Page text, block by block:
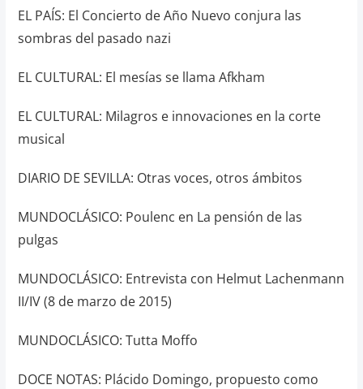
EL PAÍS: El Concierto de Año Nuevo conjura las
sombras del pasado nazi
EL CULTURAL: El mesías se llama Afkham
EL CULTURAL: Milagros e innovaciones en la corte
musical
DIARIO DE SEVILLA: Otras voces, otros ámbitos
MUNDOCLÁSICO: Poulenc en La pensión de las
pulgas
MUNDOCLÁSICO: Entrevista con Helmut Lachenmann
II/IV (8 de marzo de 2015)
MUNDOCLÁSICO: Tutta Moffo
DOCE NOTAS: Plácido Domingo, propuesto como